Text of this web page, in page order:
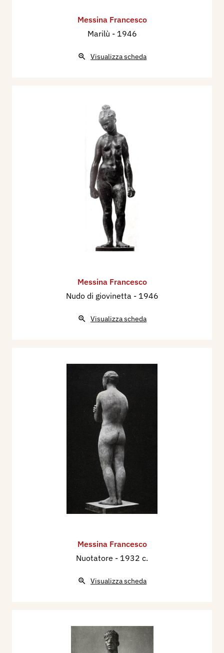
Messina Francesco
Marilù - 1946
Visualizza scheda
Messina Francesco
Nudo di giovinetta - 1946
Visualizza scheda
Messina Francesco
Nuotatore - 1932 c.
Visualizza scheda